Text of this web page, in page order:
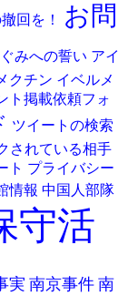
回を！
お問
みへの誓い アイ
クチン イベルメ
ト掲載依頼フォ
ツイートの検索
されている相手
ト プライバシー
情報 中国人部隊
守活
実 南京事件 南